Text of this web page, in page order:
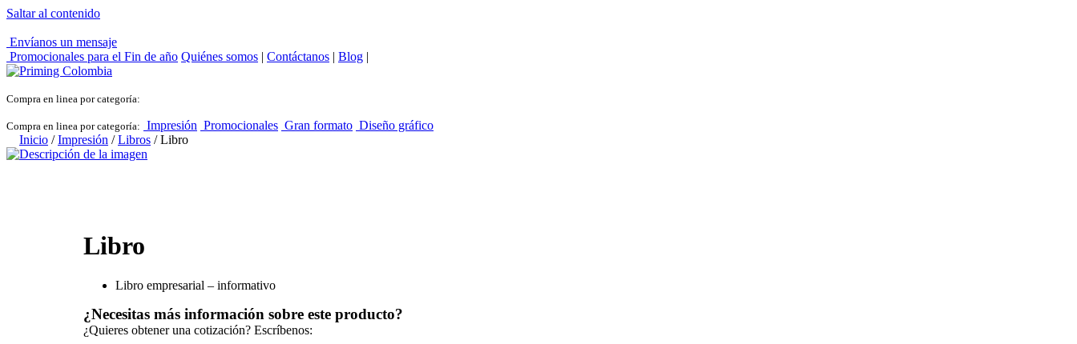
Saltar al contenido
Envíanos un mensaje
Promocionales para el Fin de año Quiénes somos | Contáctanos | Blog |
Compra en linea por categoría:
Compra en linea por categoría: Impresión Promocionales Gran formato Diseño gráfico
Inicio /Impresión /Libros / Libro
Libro
Libro empresarial – informativo
¿Necesitas más información sobre este producto?
¿Quieres obtener una cotización? Escríbenos: